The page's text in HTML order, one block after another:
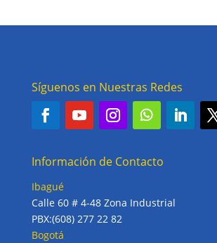
Síguenos en Nuestras Redes
Información de Contacto
Ibagué
Calle 60 # 4-48 Zona Industrial
PBX:(608) 277 22 82
Bogotá